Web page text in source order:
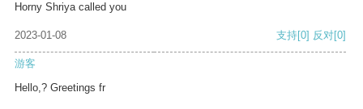
Horny Shriya called you
2023-01-08 支持[0] 反对[0]
游客
Hello,? Greetings fr